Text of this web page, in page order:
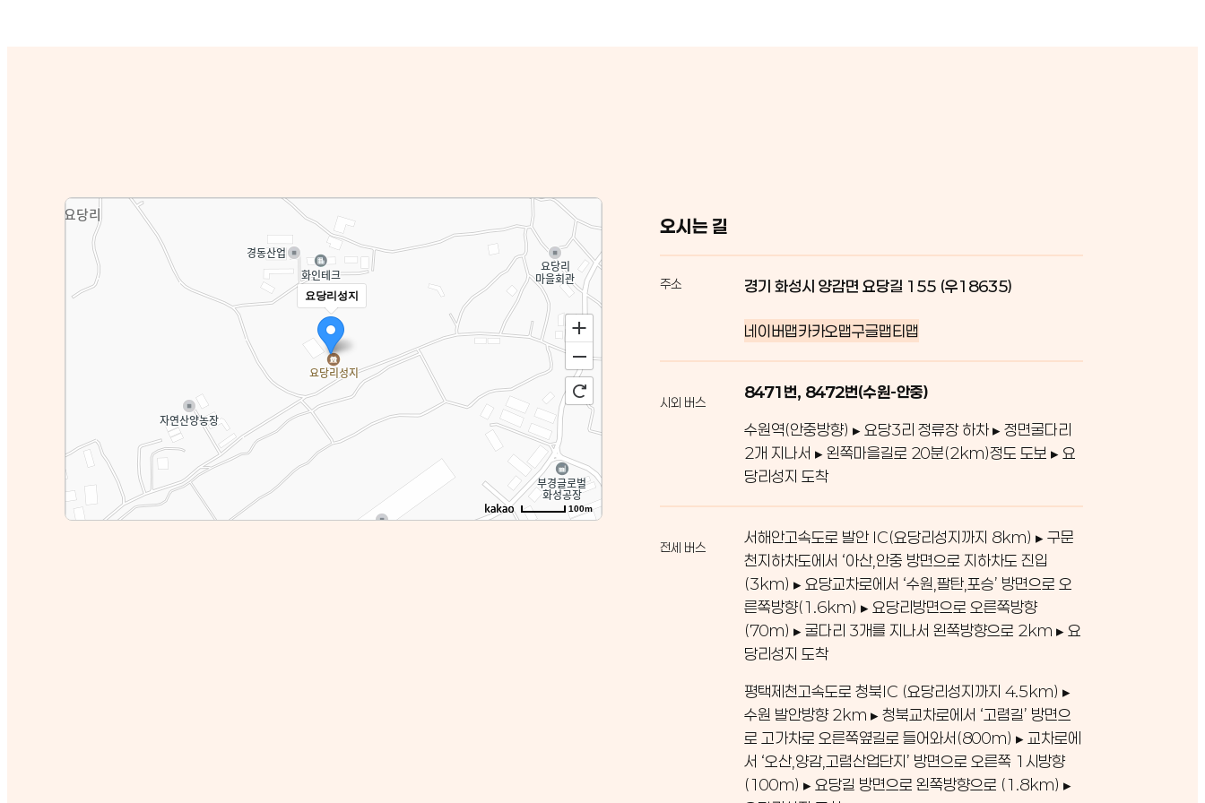
요당리성지
100m
오시는 길
주소 경기 화성시 양감면 요당길 155 (우18635)
네이버맵카카오맵구글맵티맵
시외 버스
8471번, 8472번(수원-안중)
수원역(안중방향) ▸ 요당3리 정류장 하차 ▸ 정면굴다리
2개 지나서 ▸ 왼쪽마을길로 20분(2km)정도 도보 ▸ 요
당리성지 도착
전세 버스
서해안고속도로 발안 IC(요당리성지까지 8km) ▸ 구문
천지하차도에서 ‘아산,안중 방면으로 지하차도 진입
(3km) ▸ 요당교차로에서 ‘수원,팔탄,포승’ 방면으로 오
른쪽방향(1.6km) ▸ 요당리방면으로 오른쪽방향
(70m) ▸ 굴다리 3개를 지나서 왼쪽방향으로 2km ▸ 요
당리성지 도착
평택제천고속도로 청북IC (요당리성지까지 4.5km) ▸
수원 발안방향 2km ▸ 청북교차로에서 ‘고렴길’ 방면으
로 고가차로 오른쪽옆길로 들어와서(800m) ▸ 교차로에
서 ‘오산,양감,고렴산업단지’ 방면으로 오른쪽 1시방향
(100m) ▸ 요당길 방면으로 왼쪽방향으로 (1.8km) ▸